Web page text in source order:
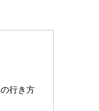
行き方